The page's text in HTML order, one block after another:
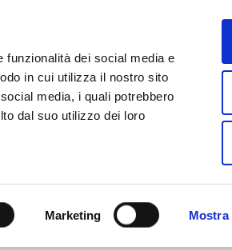
funzionalità dei social media e
in cui utilizza il nostro sito
media, i quali potrebbero
dal suo utilizzo dei loro
Marketing Mostra
ACCEDI ALL'AREA